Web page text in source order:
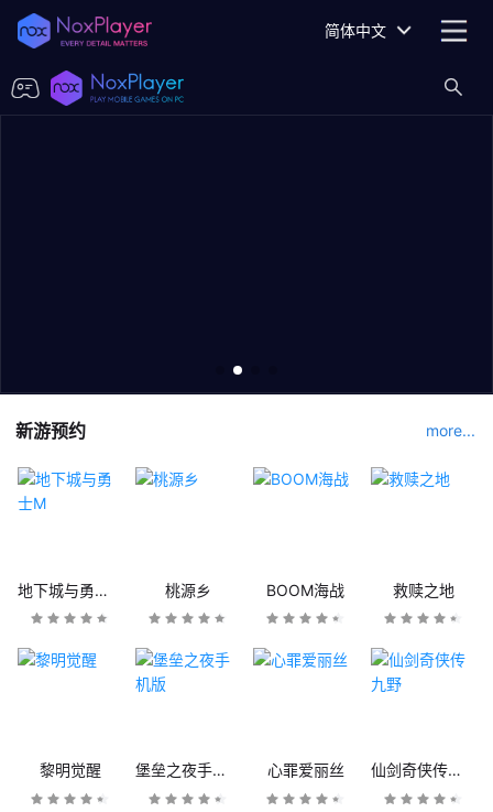
简体中文
新游预约 more...
地下城与勇士M 桃源乡 BOOM海战 救赎之地
黎明觉醒 堡垒之夜手机版 心罪爱丽丝 仙剑奇侠传九野